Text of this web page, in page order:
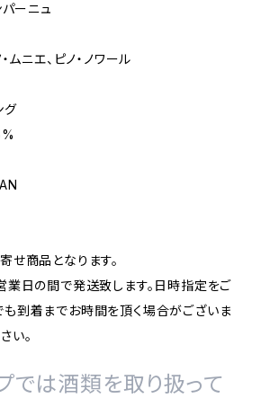
パーニュ
ムニエ、ピノ・ノワール
グ
せ商品となります。
日の間で発送致します。日時指定をご
到着までお時間を頂く場合がございま
い。
では酒類を取り扱って